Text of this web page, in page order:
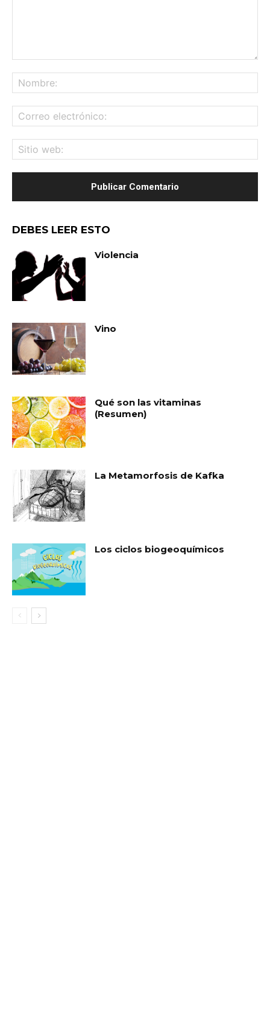
DEBES LEER ESTO
Violencia
Vino
Qué son las vitaminas
(Resumen)
La Metamorfosis de Kafka
Los ciclos biogeoquímicos